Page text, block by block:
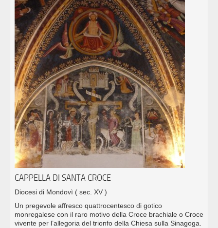
EVÉNEMENTS
ACCUEIL
BÉNÉVOLES
CONTACTS
PRESS
CAPPELLA DI SANTA CROCE
Diocesi di Mondovì ( sec. XV )
Un pregevole affresco quattrocentesco di gotico
monregalese con il raro motivo della Croce brachiale o Croce
vivente per l’allegoria del trionfo della Chiesa sulla Sinagoga.